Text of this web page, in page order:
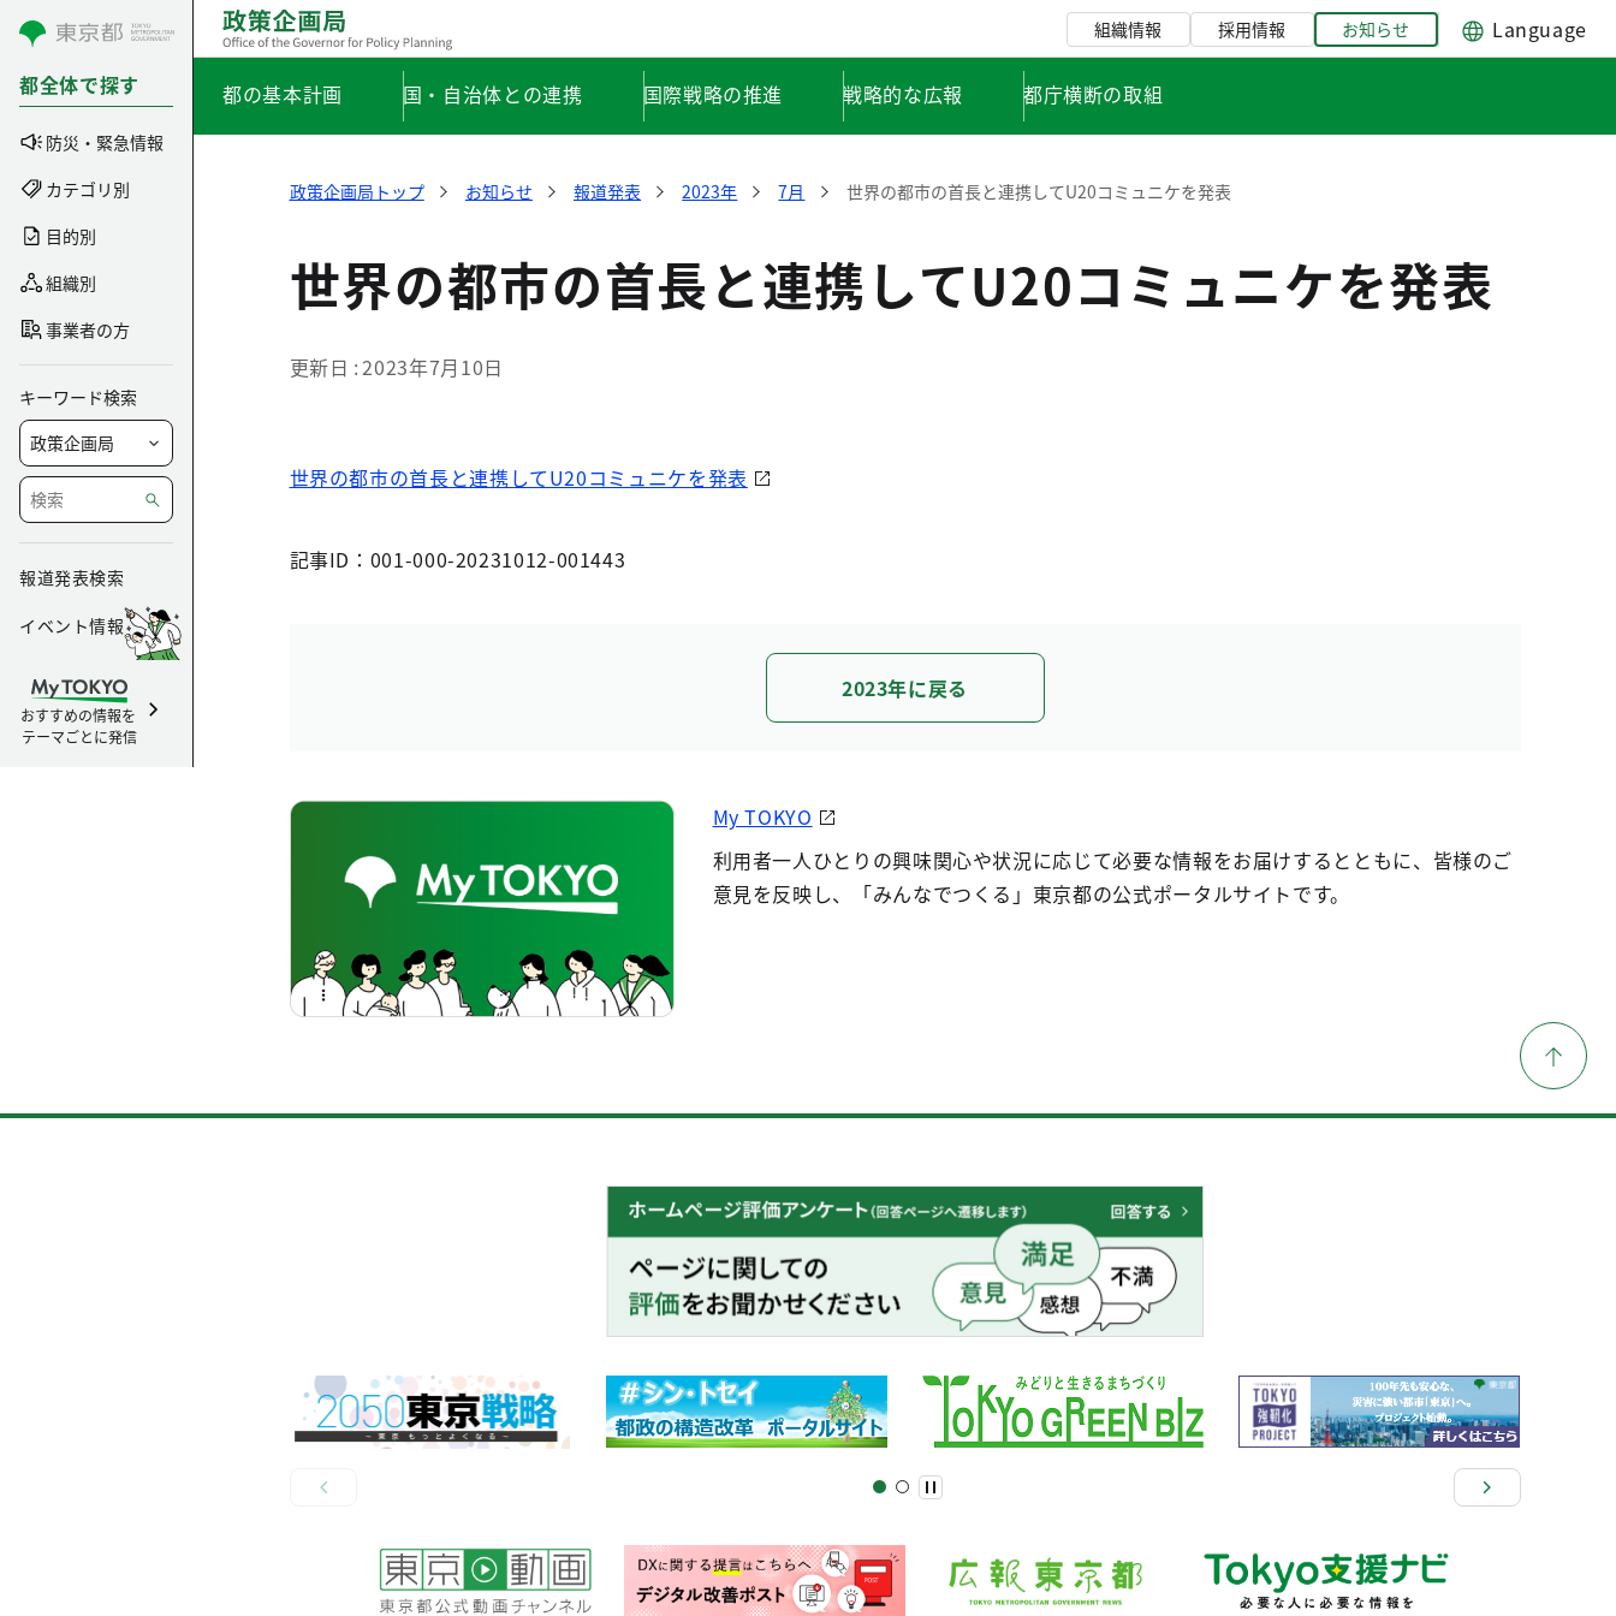
コンテンツにスキップ
都全体で探す
防災・緊急情報
カテゴリ別
目的別
組織別
事業者の方
キーワード検索
報道発表検索
イベント情報
おすすめの情報を
テーマごとに発信
組織情報 採用情報 お知らせ Language
都の基本計画 国・自治体との連携 国際戦略の推進 戦略的な広報 都庁横断の取組
政策企画局トップ お知らせ 報道発表 2023年 7月 世界の都市の首長と連携してU20コミュニケを発表
世界の都市の首長と連携してU20コミュニケを発表
更新日 2023年7月10日
世界の都市の首長と連携してU20コミュニケを発表
記事ID：001-000-20231012-001443
2023年に戻る
My TOKYO
利用者一人ひとりの興味関心や状況に応じて必要な情報をお届けするとともに、皆様のご
意見を反映し、「みんなでつくる」東京都の公式ポータルサイトです。